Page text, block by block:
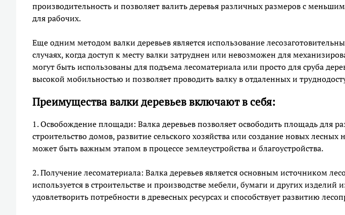
производительность и позволяет валить деревья различных размеров с
для рабочих.
Еще одним методом валки деревьев является использование
случаях, когда доступ к месту валки затруднен или невозможен для
могут быть использованы для подъема лесоматериала или просто для сруба
высокой мобильностью и позволяет проводить валку в отдаленных и
Преимущества валки деревьев включают в себя:
1. Освобождение площади: Валка деревьев позволяет освободить площадь для
строительство домов, развитие сельского хозяйства или создание новых лесных
может быть важным этапом в процессе землеустройства и благоустройства.
2. Получение лесоматериала: Валка деревьев является основным источником
используется в строительстве и производстве мебели, бумаги и других изделий
удовлетворить потребности в древесных ресурсах и способствует развитию